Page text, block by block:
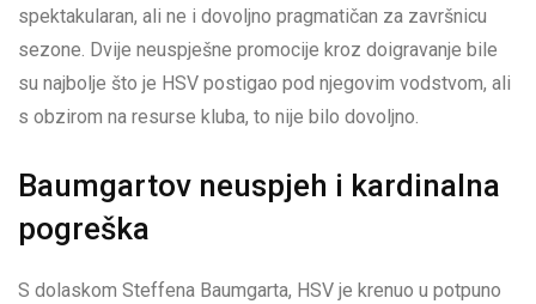
spektakularan, ali ne i dovoljno pragmatičan za završnicu
sezone. Dvije neuspješne promocije kroz doigravanje bile
su najbolje što je HSV postigao pod njegovim vodstvom, ali
s obzirom na resurse kluba, to nije bilo dovoljno.
Baumgartov neuspjeh i kardinalna
pogreška
S dolaskom Steffena Baumgarta, HSV je krenuo u potpuno